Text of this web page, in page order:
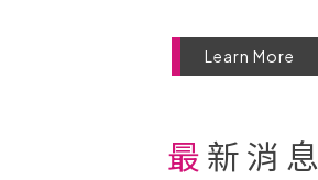
Learn More
最新消息